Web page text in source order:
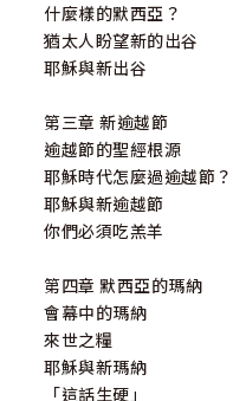
什麼樣的默西亞？
猶太人盼望新的出谷
耶穌與新出谷
第三章 新逾越節
逾越節的聖經根源
耶穌時代怎麼過逾越節？
耶穌與新逾越節
你們必須吃羔羊
第四章 默西亞的瑪納
會幕中的瑪納
來世之糧
耶穌與新瑪納
「這話生硬」